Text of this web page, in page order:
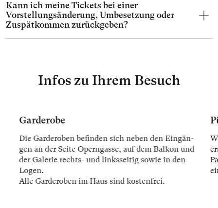
Kann ich meine Tickets bei einer
Vorstellungsänderung, Umbesetzung oder
Zuspätkommen zurückgeben?
Infos zu Ihrem Besuch
Garderobe
Die Gar­der­oben be­fin­den sich ne­ben den Ein­gän­
gen an der Sei­te Opern­gas­se, auf dem Bal­kon und
der Ga­le­rie rechts- und links­sei­tig so­wie in den
Lo­gen.
Alle Gar­der­oben im Haus sind kos­ten­frei.